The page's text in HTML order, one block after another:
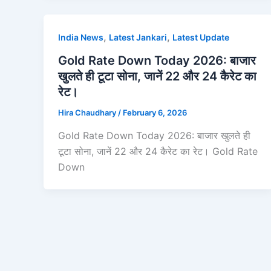
India News, Latest Jankari, Latest Update
Gold Rate Down Today 2026: बाजार
खुलते ही टूटा सोना, जानें 22 और 24 कैरेट का
रेट।
Hira Chaudhary / February 6, 2026
Gold Rate Down Today 2026: बाजार खुलते ही
टूटा सोना, जानें 22 और 24 कैरेट का रेट। Gold Rate
Down